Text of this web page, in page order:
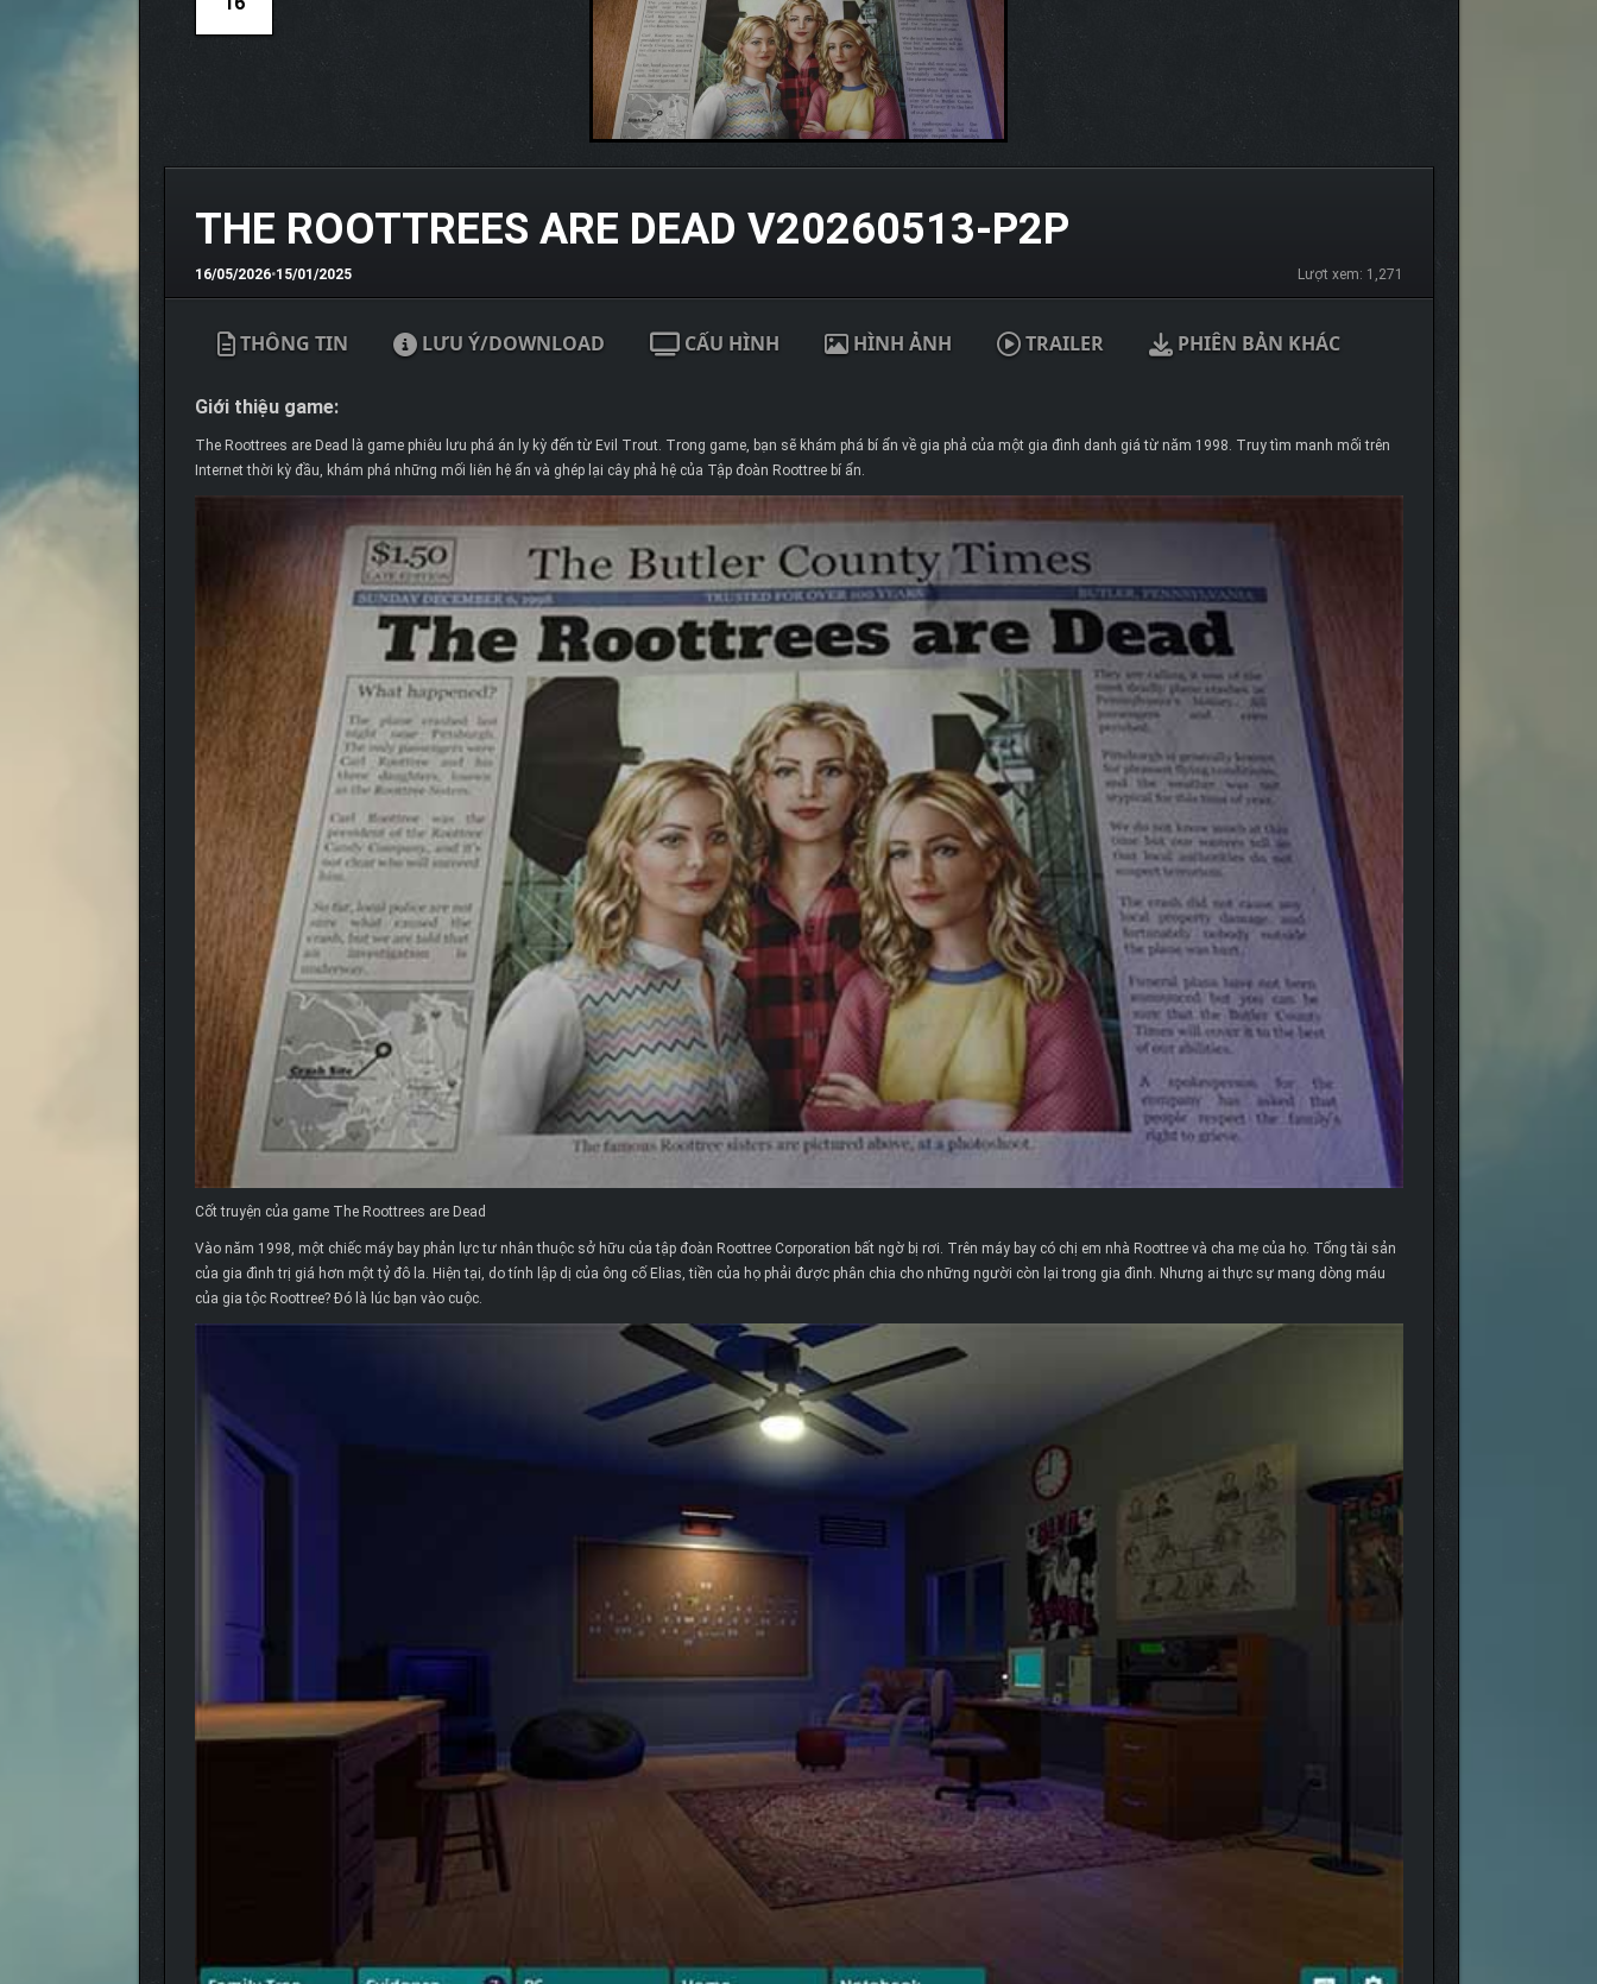
THE ROOTTREES ARE DEAD V20260513-P2P
16/05/2026•15/01/2025 Lượt xem: 1,271
THÔNG TIN LƯU Ý/DOWNLOAD CẤU HÌNH HÌNH ẢNH TRAILER PHIÊN BẢN KHÁC
Giới thiệu game:
The Roottrees are Dead là game phiêu lưu phá án ly kỳ đến từ Evil Trout. Trong game, bạn sẽ khám phá bí ẩn về gia phả của một gia đình danh giá từ năm 1998. Truy tìm manh mối trên
Internet thời kỳ đầu, khám phá những mối liên hệ ẩn và ghép lại cây phả hệ của Tập đoàn Roottree bí ẩn.
Cốt truyện của game The Roottrees are Dead
Vào năm 1998, một chiếc máy bay phản lực tư nhân thuộc sở hữu của tập đoàn Roottree Corporation bất ngờ bị rơi. Trên máy bay có chị em nhà Roottree và cha mẹ của họ. Tổng tài sản
của gia đình trị giá hơn một tỷ đô la. Hiện tại, do tính lập dị của ông cố Elias, tiền của họ phải được phân chia cho những người còn lại trong gia đình. Nhưng ai thực sự mang dòng máu
của gia tộc Roottree? Đó là lúc bạn vào cuộc.